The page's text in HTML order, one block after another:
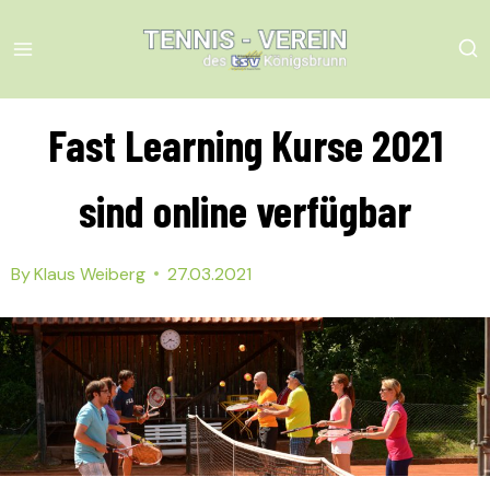
to
Fast Learning Kurse 2021
sind online verfügbar
ByKlaus Weiberg 27.03.2021